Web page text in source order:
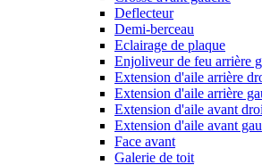
Deflecteur
Demi-berceau
Eclairage de plaque
Enjoliveur de feu arrière
Extension d'aile arrière
Extension d'aile arrière
Extension d'aile avant
Extension d'aile avant
Face avant
Galerie de toit